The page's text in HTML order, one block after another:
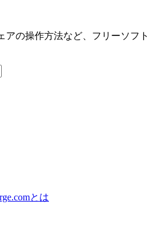
アの操作方法など、フリーソフト
とは